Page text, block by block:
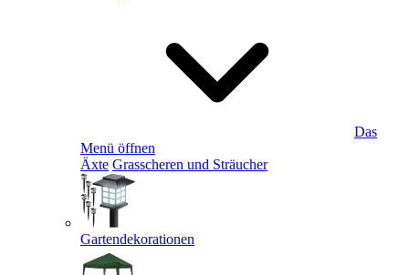
Das
Menü öffnen
Äxte Grasscheren und Sträucher
Gartendekorationen